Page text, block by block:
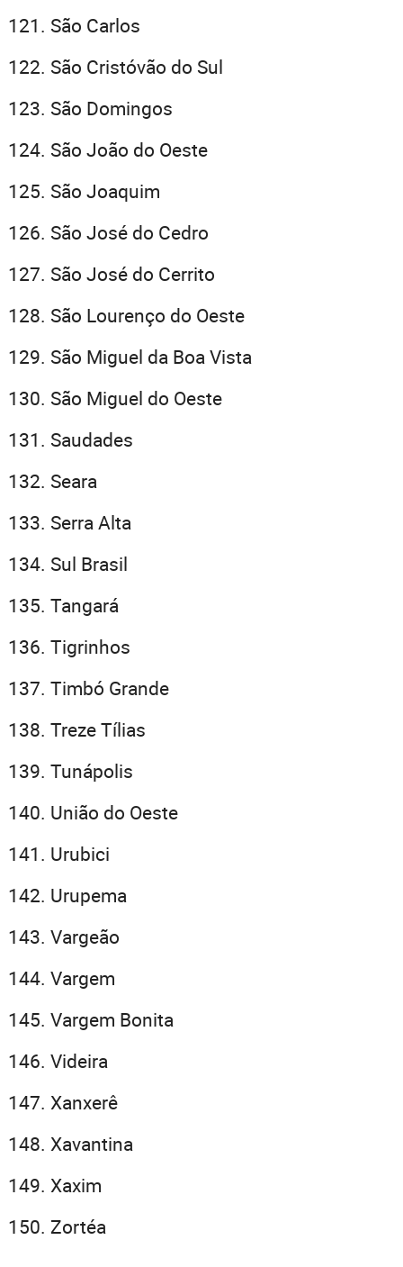
São Carlos
São Cristóvão do Sul
São Domingos
São João do Oeste
São Joaquim
São José do Cedro
São José do Cerrito
São Lourenço do Oeste
São Miguel da Boa Vista
São Miguel do Oeste
Saudades
Seara
Serra Alta
Sul Brasil
Tangará
Tigrinhos
Timbó Grande
Treze Tílias
Tunápolis
União do Oeste
Urubici
Urupema
Vargeão
Vargem
Vargem Bonita
Videira
Xanxerê
Xavantina
Xaxim
Zortéa